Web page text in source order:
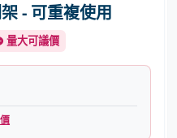
- 可重複使用
量大可議價